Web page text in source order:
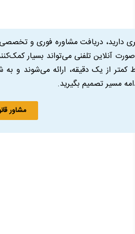
دارید، دریافت مشاوره فوری و
آنلاین تلفنی می‌تواند بسیار
کمتر از یک دقیقه، ارائه می‌شوند و
مسیر تصمیم بگیرید.
مشاور